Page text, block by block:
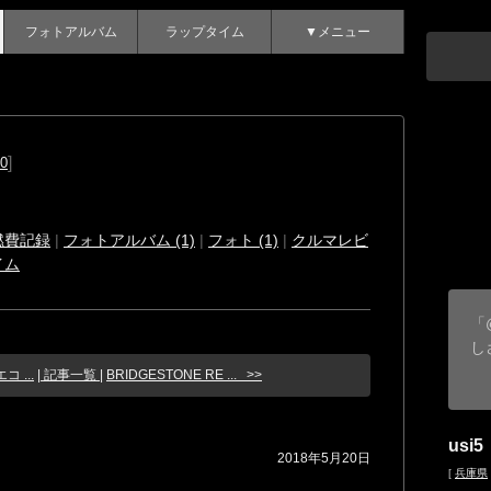
フォトアルバム ラップタイム ▼メニュー
]
費記録 | フォトアルバム (1) | フォト (1) | クルマレビ
ム
コ ... | 記事一覧 | BRIDGESTONE RE ... >>
2018年5月20日
し
usi5
[ 兵庫県